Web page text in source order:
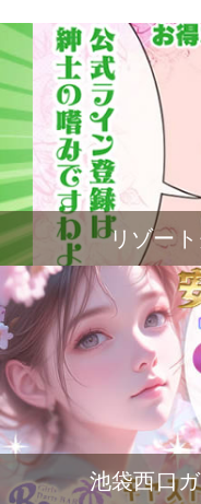
リゾー
池袋西口